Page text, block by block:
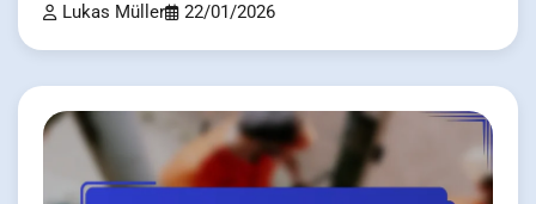
Lukas Müller 22/01/2026